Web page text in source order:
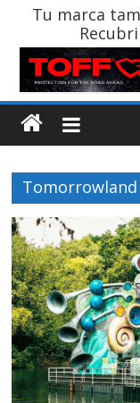
Tu marca
Tomorrowland